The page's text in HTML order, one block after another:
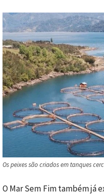
Os peixes são criados em tanques
O Mar Sem Fim também já